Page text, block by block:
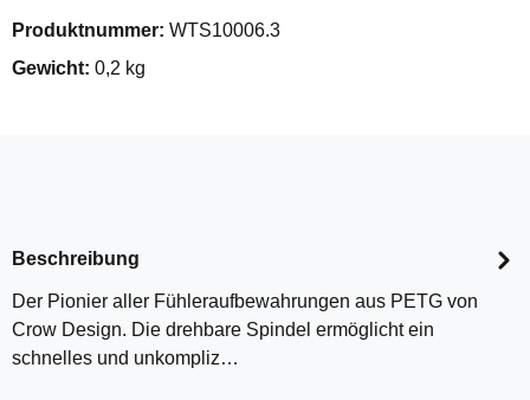
Produktnummer: WTS10006.3
Gewicht: 0,2 kg
Beschreibung
Der Pionier aller Fühleraufbewahrungen aus PETG von
Crow Design. Die drehbare Spindel ermöglicht ein
schnelles und unkompliz…